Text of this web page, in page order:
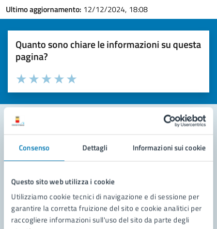
Consenso Dettagli Informazioni sui cookie
Questo sito web utilizza i cookie
Utilizziamo cookie tecnici di navigazione e di sessione per
garantire la corretta fruizione del sito e cookie analitici per
raccogliere informazioni sull'uso del sito da parte degli
Ultimo aggiornamento: 12/12/2024, 18:08
Quanto sono chiare le informazioni su questa
pagina?
Valuta la chiarezza delle informazioni (da 1 a 5 stelle)
Seleziona il numero di stelle per valutare la chiarezza delle
Valuta 5 stelle su 5
Valuta 4 stelle su 5
Valuta 3 stelle su 5
Valuta 2 stelle su 5
Valuta 1 stelle su 5
Contatta il comune
Leggi le domande frequenti
Richiedi assistenza
Prenota appuntamento